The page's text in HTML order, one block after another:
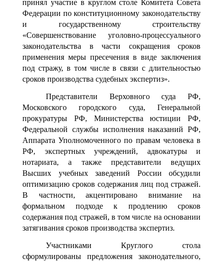
принял участие в круглом столе Комитета Совета
Федерации по конституционному законодательству
и государственному строительству
«Совершенствование уголовно-процессуального
законодательства в части сокращения сроков
применения меры пресечения в виде заключения
под стражу, в том числе в связи с длительностью
сроков производства судебных экспертиз».
Представители Верховного суда РФ,
Московского городского суда, Генеральной
прокуратуры РФ, Министерства юстиции РФ,
Федеральной службы исполнения наказаний РФ,
Аппарата Уполномоченного по правам человека в
РФ, экспертных учреждений, адвокатуры и
нотариата, а также представители ведущих
Высших учебных заведений России обсудили
оптимизацию сроков содержания лиц под стражей.
В частности, акцентировано внимание на
формальном подходе к продлению сроков
содержания под стражей, в том числе на основании
затягивания сроков производства экспертиз.
Участниками Круглого стола
сформулированы предложения законодательного,